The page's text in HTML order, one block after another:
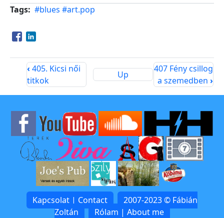
Tags #blues #art.pop
Opens in a new window
Opens in a new window
‹ 405. Kicsi női
titkok
Up
407 Fény csillog
a szemedben›
Kapcsolat | Contact
2007-2023 © Fábián
Zoltán
Rólam | About me